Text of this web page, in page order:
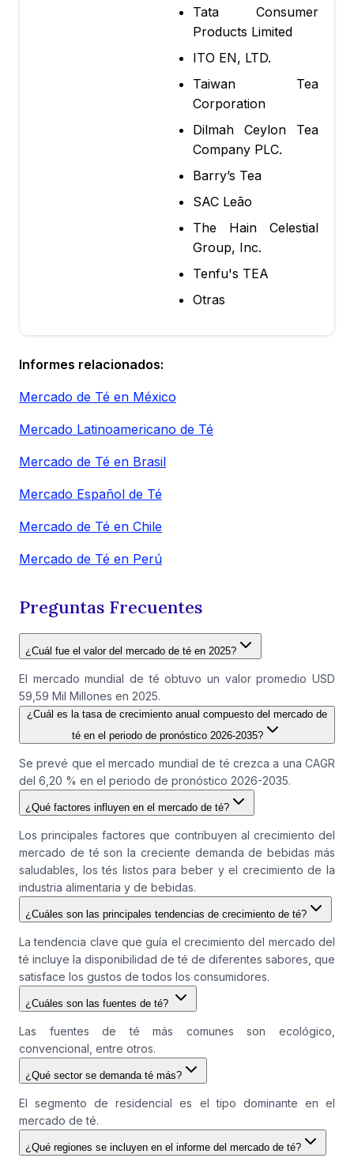
Tata Consumer
Products Limited
ITO EN, LTD.
Taiwan Tea
Corporation
Dilmah Ceylon Tea
Company PLC.
Barry’s Tea
SAC Leão
The Hain Celestial
Group, Inc.
Tenfu's TEA
Otras
Informes relacionados:
Mercado de Té en México
Mercado Latinoamericano de Té
Mercado de Té en Brasil
Mercado Español de Té
Mercado de Té en Chile
Mercado de Té en Perú
Preguntas Frecuentes
¿Cuál fue el valor del mercado de té en 2025?
El mercado mundial de té obtuvo un valor promedio USD
59,59 Mil Millones en 2025.
¿Cuál es la tasa de crecimiento anual compuesto del mercado de
té en el periodo de pronóstico 2026-2035?
Se prevé que el mercado mundial de té crezca a una CAGR
del 6,20 % en el periodo de pronóstico 2026-2035.
¿Qué factores influyen en el mercado de té?
Los principales factores que contribuyen al crecimiento del
mercado de té son la creciente demanda de bebidas más
saludables, los tés listos para beber y el crecimiento de la
industria alimentaria y de bebidas.
¿Cuáles son las principales tendencias de crecimiento de té?
La tendencia clave que guía el crecimiento del mercado del
té incluye la disponibilidad de té de diferentes sabores, que
satisface los gustos de todos los consumidores.
¿Cuáles son las fuentes de té?
Las fuentes de té más comunes son ecológico,
convencional, entre otros.
¿Qué sector se demanda té más?
El segmento de residencial es el tipo dominante en el
mercado de té.
¿Qué regiones se incluyen en el informe del mercado de té?